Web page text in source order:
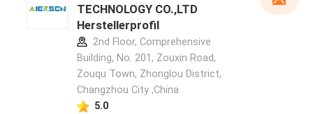
TECHNOLOGY CO.,LTD
Herstellerprofil
2nd Floor, Comprehensive
Building, No. 201, Zouxin Road,
Zouqu Town, Zhonglou District,
Changzhou City ,China
5.0